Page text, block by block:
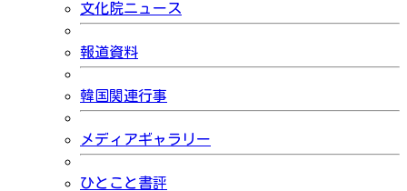
文化院ニュース
報道資料
韓国関連行事
メディアギャラリー
ひとこと書評